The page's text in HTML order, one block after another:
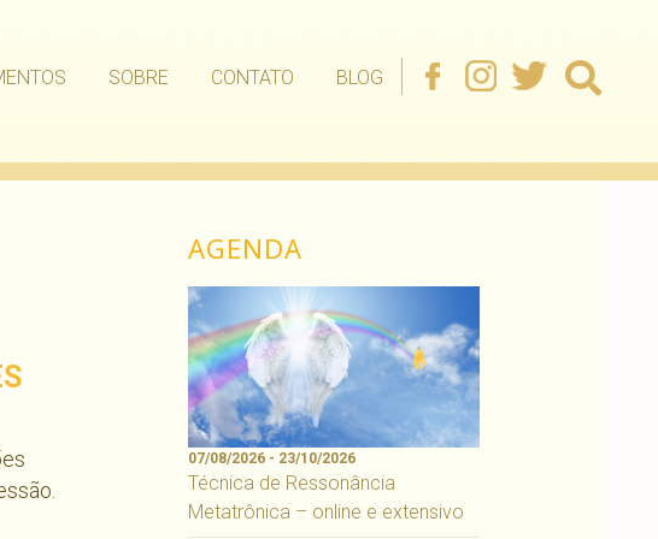
SOBRE CONTATO BLOG
AGENDA
07/08/2026 - 23/10/2026
Técnica de Ressonância
Metatrônica – online e extensivo